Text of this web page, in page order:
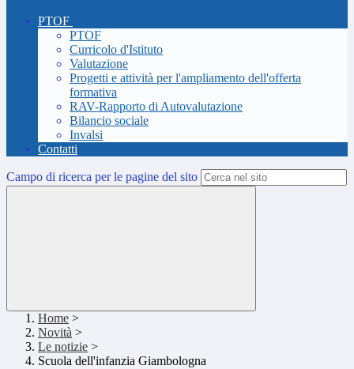
PTOF
PTOF
Curricolo d'Istituto
Valutazione
Progetti e attività per l'ampliamento dell'offerta
formativa
RAV-Rapporto di Autovalutazione
Bilancio sociale
Invalsi
Contatti
Campo di ricerca per le pagine del sito
Home >
Novità >
Le notizie >
Scuola dell'infanzia Giambologna